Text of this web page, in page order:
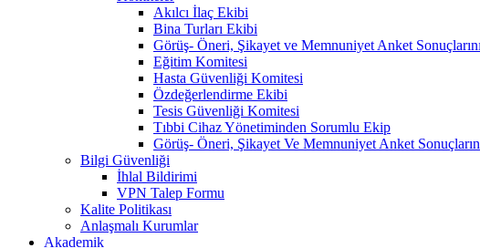
Akılcı İlaç Ekibi
Bina Turları Ekibi
Görüş- Öneri, Şikayet ve Memnuniyet Anket
Eğitim Komitesi
Hasta Güvenliği Komitesi
Özdeğerlendirme Ekibi
Tesis Güvenliği Komitesi
Tıbbi Cihaz Yönetiminden Sorumlu Ekip
Görüş- Öneri, Şikayet Ve Memnuniyet Anket
Bilgi Güvenliği
İhlal Bildirimi
VPN Talep Formu
Kalite Politikası
Anlaşmalı Kurumlar
Akademik